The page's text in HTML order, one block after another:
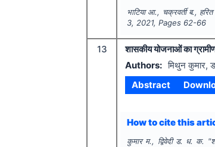
भाटिया आ., चक्रवर्ती ब.,
3,2021, Pages 62-66
13
शासकीय योजनाओं का
Authors: मिथुन कुमार,
Abstract
How to cite this
कुमार म., द्विवेदी ड. ध. क. "